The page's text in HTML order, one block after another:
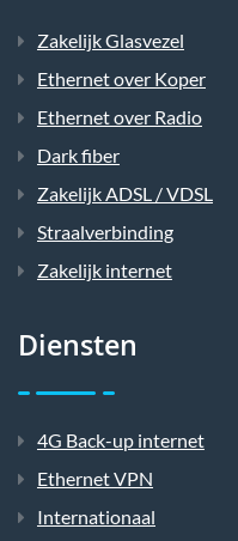
Zakelijk Glasvezel
Ethernet over Koper
Ethernet over Radio
Dark fiber
Zakelijk ADSL / VDSL
Straalverbinding
Zakelijk internet
Diensten
4G Back-up internet
Ethernet VPN
Internationaal